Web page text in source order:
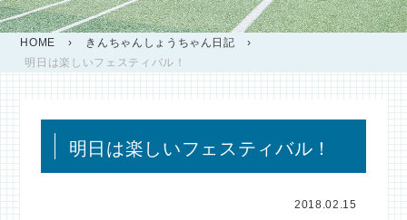
HOME › きんちゃんしょうちゃん日記
›
明日は楽しいフェスティバル！
明日は楽しいフェスティバル！
2018.02.15